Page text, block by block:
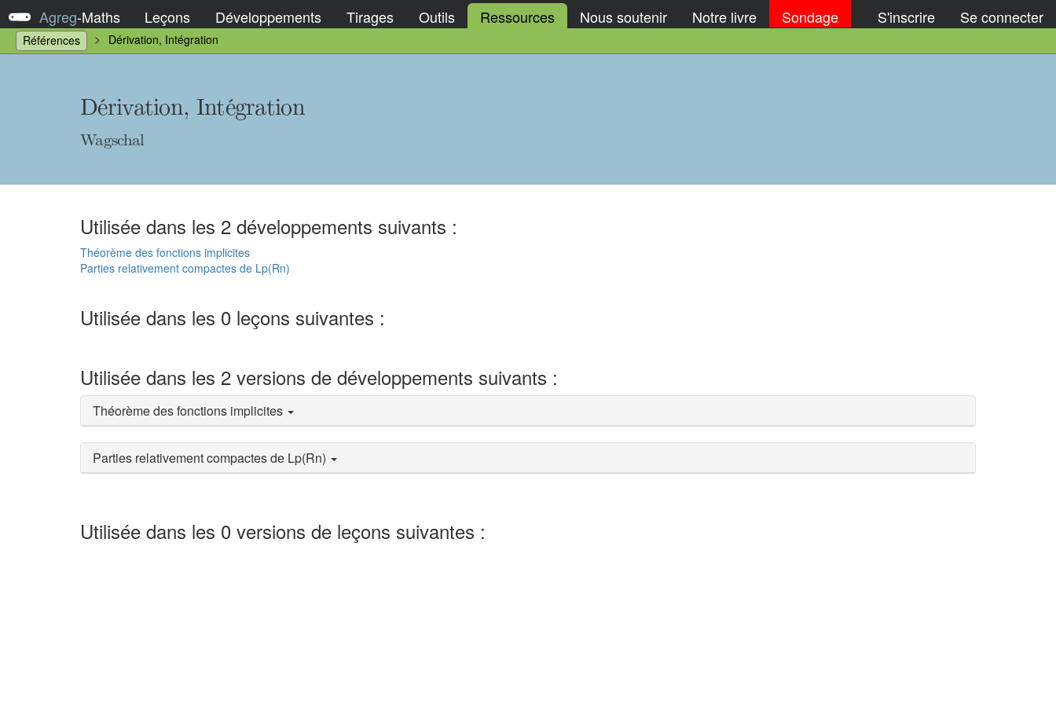
Agreg-Maths Leçons Développements Tirages Outils Ressources Nous soutenir Notre livre Sondage S'inscrire Se connecter
Références Dérivation, Intégration
Dérivation, Intégration
Wagschal
Utilisée dans les 2 développements suivants :
Théorème des fonctions implicites
Parties relativement compactes de Lp(Rn)
Utilisée dans les 0 leçons suivantes :
Utilisée dans les 2 versions de développements suivants :
Théorème des fonctions implicites
Parties relativement compactes de Lp(Rn)
Utilisée dans les 0 versions de leçons suivantes :